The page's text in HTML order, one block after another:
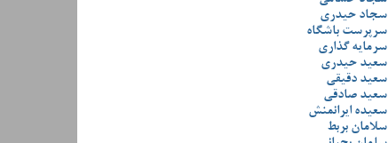
سجاد حیدری
سرپرست باشگاه
سرمایه گذاری
سعید حیدری
سعید دقیقی
سعید صادقی
سعیده ایرانمنش
سلامان بربط